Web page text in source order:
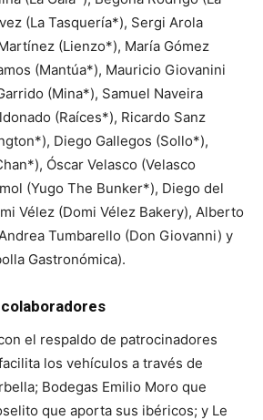
(La Tasquería*), Sergi Arola
(Lienzo*), María Gómez
(Mantúa*), Mauricio Giovanini
(Mina*), Samuel Naveira
(Raíces*), Ricardo Sanz
Diego Gallegos (Sollo*),
Óscar Velasco (Velasco
(Yugo The Bunker*), Diego del
Vélez (Domi Vélez Bakery), Alberto
Tumbarello (Don Giovanni) y
Gastronómica).
el respaldo de patrocinadores
los vehículos a través de
Bodegas Emilio Moro que
que aporta sus ibéricos; y Le